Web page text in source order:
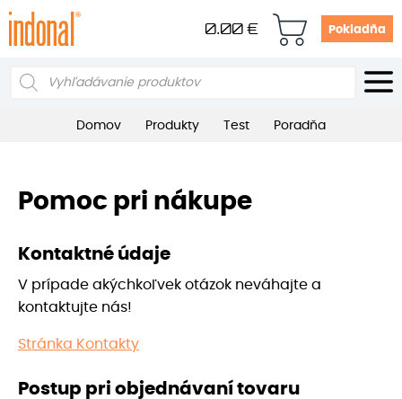
0.00 € Pokladňa
Products
Domov Produkty Test Poradňa
Pomoc pri nákupe
Kontaktné údaje
V prípade akýchkoľvek otázok neváhajte a
kontaktujte nás!
Stránka Kontakty
Postup pri objednávaní tovaru